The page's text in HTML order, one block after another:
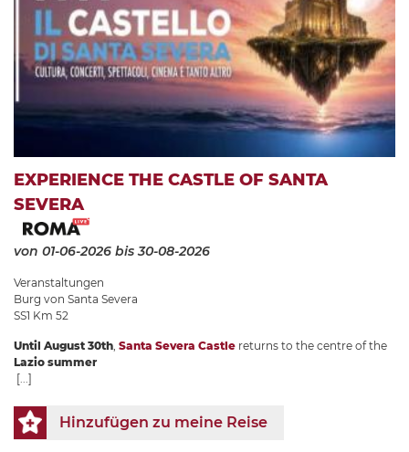
EXPERIENCE THE CASTLE OF SANTA
SEVERA
von 01-06-2026 bis 30-08-2026
Veranstaltungen
Burg von Santa Severa
SS1 Km 52
Until August 30th, Santa Severa Castle returns to the centre of the
Lazio summer
[...]
Hinzufügen zu meine Reise